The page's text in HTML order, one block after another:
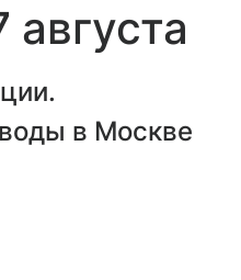
в Москве